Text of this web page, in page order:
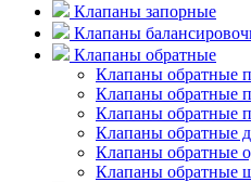
Клапаны запорные
Клапаны
Клапаны обратные
Клапаны обратные
Клапаны обратные
Клапаны обратные
Клапаны обратные
Клапаны обратные
Клапаны обратные